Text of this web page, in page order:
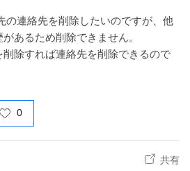
の連絡先を削除したいのですが、他
あるため削除できません。
除すれば連絡先を削除できるので
0
共有